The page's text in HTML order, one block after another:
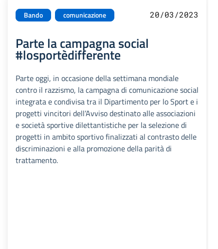
Bando comunicazione 20/03/2023
Parte la campagna social
#losportèdifferente
Parte oggi, in occasione della settimana mondiale
contro il razzismo, la campagna di comunicazione social
integrata e condivisa tra il Dipartimento per lo Sport e i
progetti vincitori dell’Avviso destinato alle associazioni
e società sportive dilettantistiche per la selezione di
progetti in ambito sportivo finalizzati al contrasto delle
discriminazioni e alla promozione della parità di
trattamento.